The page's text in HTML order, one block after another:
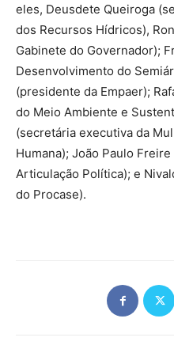
eles, Deusdete Queiroga
dos Recursos Hídricos),
Gabinete do Governador);
Desenvolvimento do
(presidente da Empaer);
do Meio Ambiente e
(secretária executiva da
Humana); João Paulo
Articulação Política); e
do Procase).